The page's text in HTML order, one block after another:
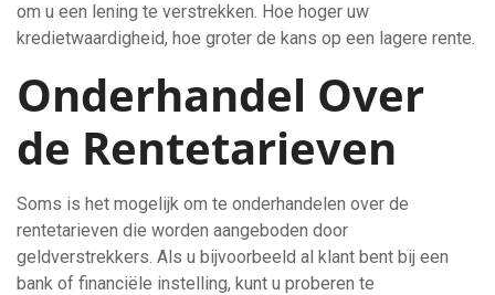
om u een lening te verstrekken. Hoe hoger uw
kredietwaardigheid, hoe groter de kans op een lagere rente.
Onderhandel Over
de Rentetarieven
Soms is het mogelijk om te onderhandelen over de
rentetarieven die worden aangeboden door
geldverstrekkers. Als u bijvoorbeeld al klant bent bij een
bank of financiële instelling, kunt u proberen te